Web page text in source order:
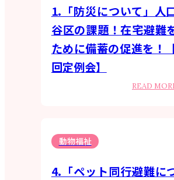
1.「防災について」人
谷区の課題！在宅避難
ために備蓄の促進を！
回定例会】
READ
動物福祉
4.「ペット同行避難に